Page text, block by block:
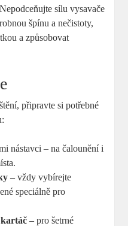
sílu vysavače
špínu a nečistoty,
a způsobovat
připravte si potřebné
nástavci – na čalounění i
– vždy vybírejte
speciálně pro
– pro šetrné